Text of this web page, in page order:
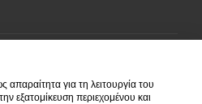
για τη λειτουργία του
εξατομίκευση περιεχομένου και